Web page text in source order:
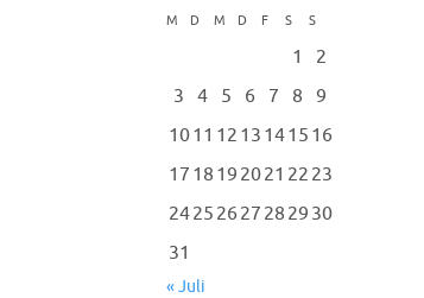
M D M D F S S
1
2
3 4 5 6 7 8 9
1011 12 13 1415 16
17 18 19 2021 22 23
2425 2627 28 29 30
31
« Juli